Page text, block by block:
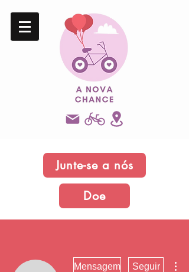
Junte-se a nós
Doe
Mensagem Seguir